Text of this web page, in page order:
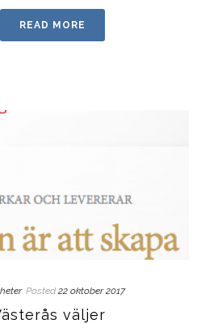
READ MORE
Posted 22 oktober 2017
väljer